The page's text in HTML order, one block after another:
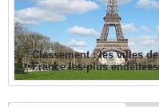
Classement : les villes de
France les plus endettées